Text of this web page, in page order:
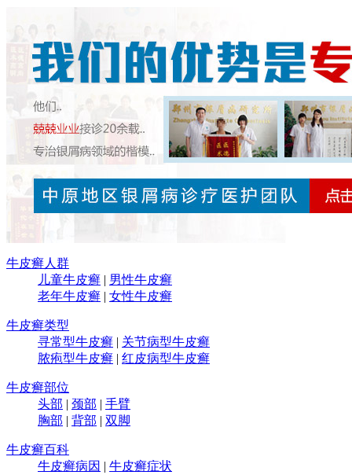
牛皮癣人群
儿童牛皮癣 | 男性牛皮癣
老年牛皮癣 | 女性牛皮癣
牛皮癣类型
寻常型牛皮癣 | 关节病型牛皮癣
脓疱型牛皮癣 | 红皮病型牛皮癣
牛皮癣部位
头部 | 颈部 | 手臂
胸部 | 背部 | 双脚
牛皮癣百科
牛皮癣病因 | 牛皮癣症状